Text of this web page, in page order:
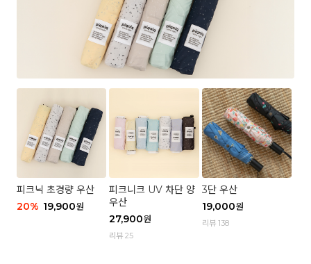
피크닉 초경량 우산
20% 19,900원
피크니크 UV 차단 양
우산
27,900원
리뷰 25
3단 우산
19,000원
리뷰 138